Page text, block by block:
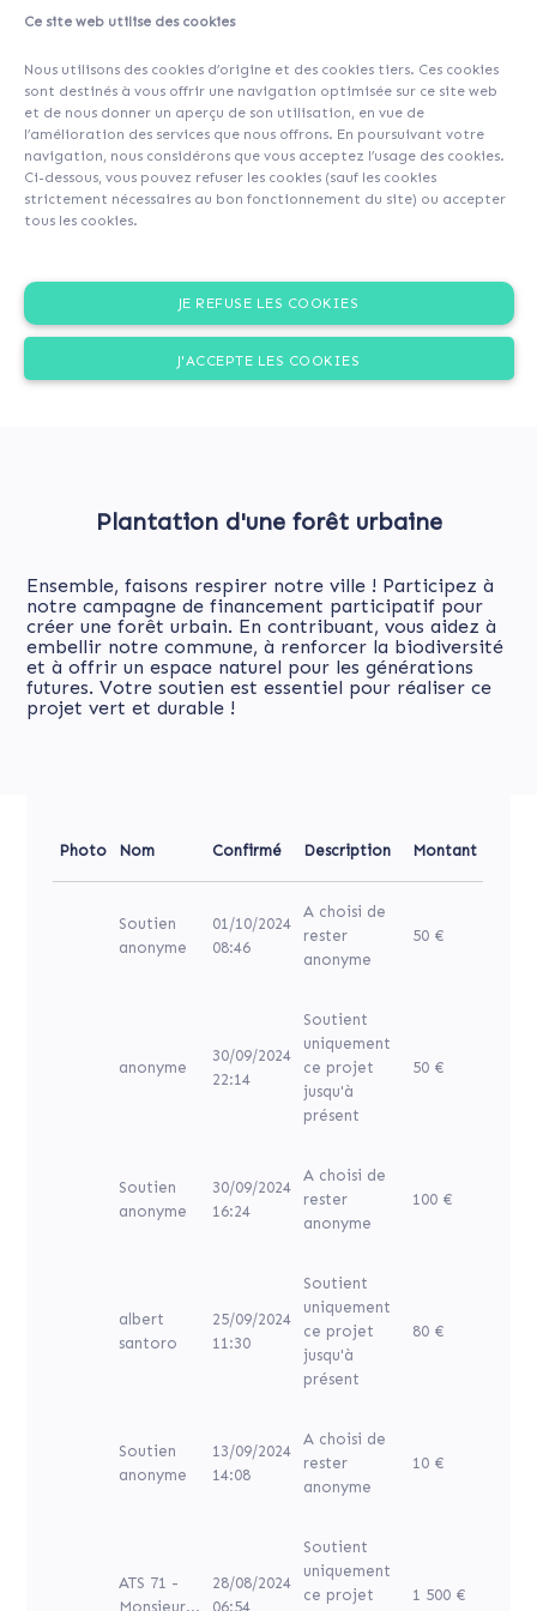
Ce site web utilise des cookies
Nous utilisons des cookies d’origine et des cookies tiers. Ces cookies
sont destinés à vous offrir une navigation optimisée sur ce site web
et de nous donner un aperçu de son utilisation, en vue de
l’amélioration des services que nous offrons. En poursuivant votre
navigation, nous considérons que vous acceptez l’usage des cookies.
Ci-dessous, vous pouvez refuser les cookies (sauf les cookies
strictement nécessaires au bon fonctionnement du site) ou accepter
tous les cookies.
JE REFUSE LES COOKIES
J'ACCEPTE LES COOKIES
Plantation d'une forêt urbaine
Ensemble, faisons respirer notre ville ! Participez à
notre campagne de financement participatif pour
créer une forêt urbain. En contribuant, vous aidez à
embellir notre commune, à renforcer la biodiversité
et à offrir un espace naturel pour les générations
futures. Votre soutien est essentiel pour réaliser ce
projet vert et durable !
Photo Nom Confirmé Description Montant
Soutien
anonyme
01/10/2024
08:46
A choisi de
rester
anonyme
50 €
anonyme
30/09/2024
22:14
Soutient
uniquement
ce projet
jusqu'à
présent
50 €
Soutien
anonyme
30/09/2024
16:24
A choisi de
rester
anonyme
100 €
albert
santoro
25/09/2024
11:30
Soutient
uniquement
ce projet
jusqu'à
présent
80 €
Soutien
anonyme
13/09/2024
14:08
A choisi de
rester
anonyme
10 €
ATS 71 -
Monsieur...
28/08/2024
06:54
Soutient
uniquement
ce projet
1 500 €